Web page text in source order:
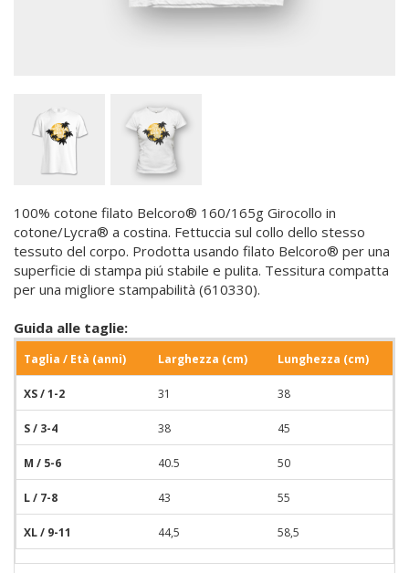
100% cotone filato Belcoro® 160/165g Girocollo in
cotone/Lycra® a costina. Fettuccia sul collo dello stesso
tessuto del corpo. Prodotta usando filato Belcoro® per una
superficie di stampa piú stabile e pulita. Tessitura compatta
per una migliore stampabilità (610330).
Guida alle taglie:
Taglia / Età (anni) Larghezza (cm) Lunghezza (cm)
XS / 1-2 31 38
S / 3-4 38 45
M / 5-6 40.5 50
L / 7-8 43 55
XL / 9-11 44,5 58,5